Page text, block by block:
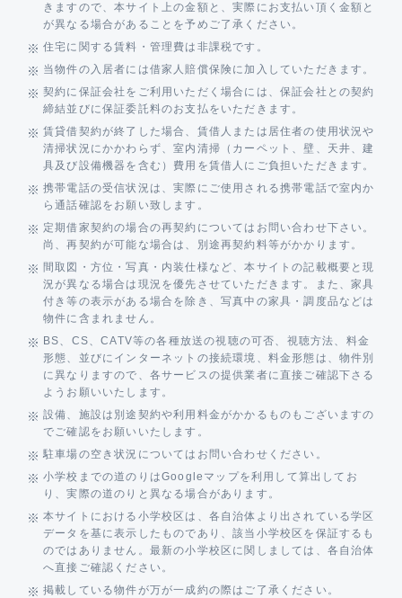
きますので、本サイト上の金額と、実際にお支払い頂く金額と
が異なる場合があることを予めご了承ください。
住宅に関する賃料・管理費は非課税です。
当物件の入居者には借家人賠償保険に加入していただきます。
契約に保証会社をご利用いただく場合には、保証会社との契約
締結並びに保証委託料のお支払をいただきます。
賃貸借契約が終了した場合、賃借人または居住者の使用状況や
清掃状況にかかわらず、室内清掃（カーペット、壁、天井、建
具及び設備機器を含む）費用を賃借人にご負担いただきます。
携帯電話の受信状況は、実際にご使用される携帯電話で室内か
ら通話確認をお願い致します。
定期借家契約の場合の再契約についてはお問い合わせ下さい。
尚、再契約が可能な場合は、別途再契約料等がかかります。
間取図・方位・写真・内装仕様など、本サイトの記載概要と現
況が異なる場合は現況を優先させていただきます。また、家具
付き等の表示がある場合を除き、写真中の家具・調度品などは
物件に含まれません。
BS、CS、CATV等の各種放送の視聴の可否、視聴方法、料金
形態、並びにインターネットの接続環境、料金形態は、物件別
に異なりますので、各サービスの提供業者に直接ご確認下さる
ようお願いいたします。
設備、施設は別途契約や利用料金がかかるものもございますの
でご確認をお願いいたします。
駐車場の空き状況についてはお問い合わせください。
小学校までの道のりはGoogleマップを利用して算出してお
り、実際の道のりと異なる場合があります。
本サイトにおける小学校区は、各自治体より出されている学区
データを基に表示したものであり、該当小学校区を保証するも
のではありません。最新の小学校区に関しましては、各自治体
へ直接ご確認ください。
掲載している物件が万が一成約の際はご了承ください。